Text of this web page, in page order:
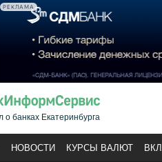
РЕКЛАМА
о банках Екатеринбурга
НОВОСТИ КУРСЫ ВАЛЮТ